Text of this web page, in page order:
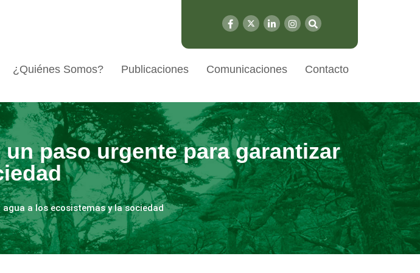
¿Quiénes Somos? Publicaciones Comunicaciones Contacto
paso urgente para garantizar
a los ecosistemas y la sociedad